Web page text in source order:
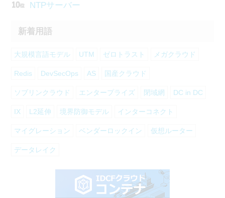
NTPサーバー
新着用語
大規模言語モデル UTM ゼロトラスト メガクラウド
Redis DevSecOps AS 国産クラウド
ソブリンクラウド エンタープライズ 閉域網 DC in DC
IX L2延伸 境界防御モデル インターコネクト
マイグレーション ベンダーロックイン 仮想ルーター
データレイク